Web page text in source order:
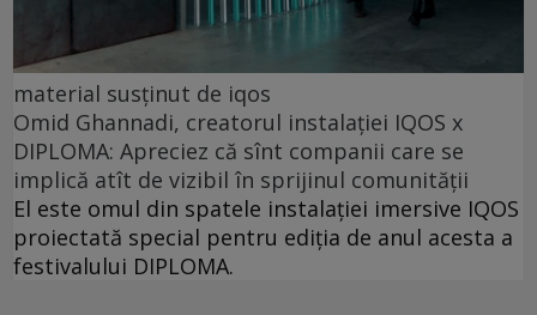
material susținut de iqos
Omid Ghannadi, creatorul instalației IQOS x
DIPLOMA: Apreciez că sînt companii care se
implică atît de vizibil în sprijinul comunității
El este omul din spatele instalației imersive IQOS
proiectată special pentru ediția de anul acesta a
festivalului DIPLOMA.